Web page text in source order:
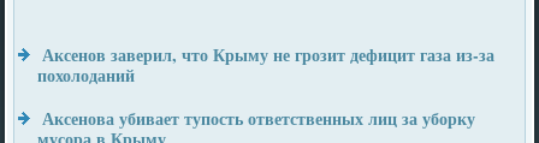
Аксенов заверил, что Крыму не грозит дефицит газа из-за
похолоданий
Аксенова убивает тупость ответственных лиц за уборку